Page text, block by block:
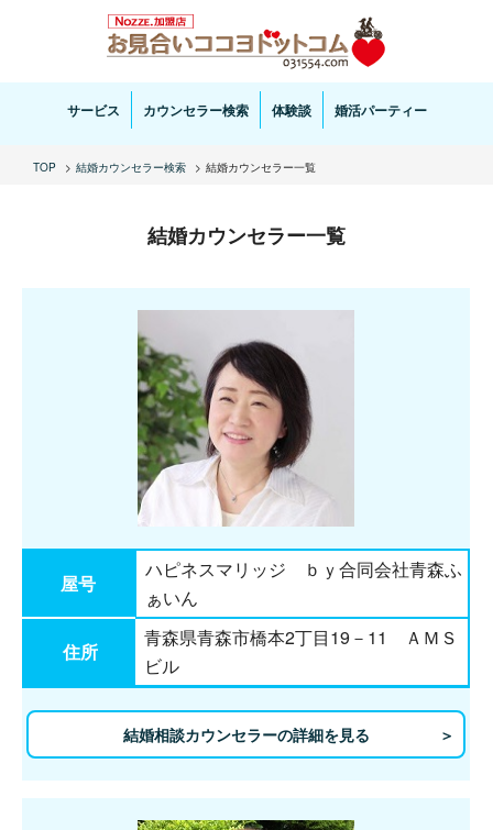
お見合い・結婚相談ならお見合いココヨドットコムへ。専任の結婚カウンセラーがサポートいた
します。
サービス カウンセラー検索 体験談 婚活パーティー
TOP 結婚カウンセラー検索 結婚カウンセラー一覧
結婚カウンセラー一覧
屋号
ハピネスマリッジ ｂｙ合同会社青森ふ
ぁいん
住所
青森県青森市橋本2丁目19－11 ＡＭＳ
ビル
結婚相談カウンセラーの詳細を見る